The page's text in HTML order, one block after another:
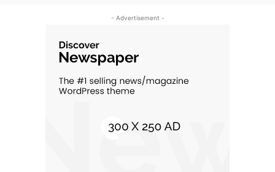
- Advertisement -